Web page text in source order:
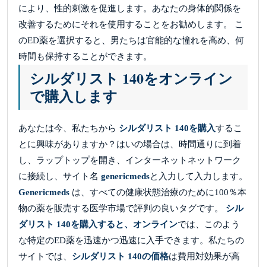
により、性的刺激を促進します。あなたの身体的関係を
改善するためにそれを使用することをお勧めします。 こ
のED薬を選択すると、男たちは官能的な憧れを高め、何
時間も保持することができます。
シルダリスト 140をオンライン
で購入します
あなたは今、私たちから シルダリスト 140を購入するこ
とに興味がありますか？はいの場合は、時間通りに到着
し、ラップトップを開き、インターネットネットワーク
に接続し、サイト名 genericmedsと入力して入力します。
Genericmeds は、すべての健康状態治療のために100％本
物の薬を販売する医学市場で評判の良いタグです。 シル
ダリスト 140を購入すると、オンラインでは、このよう
な特定のED薬を迅速かつ迅速に入手できます。私たちの
サイトでは、 シルダリスト 140の価格は費用対効果が高